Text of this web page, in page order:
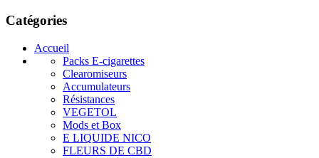
Catégories
Accueil
Packs E-cigarettes
Clearomiseurs
Accumulateurs
Résistances
VEGETOL
Mods et Box
E LIQUIDE NICO
FLEURS DE CBD